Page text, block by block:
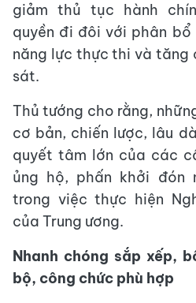
giảm thủ tục hành
quyền đi đôi với phân bổ
năng lực thực thi và tăng
sát.
Thủ tướng cho rằng,
cơ bản, chiến lược, lâu
quyết tâm lớn của các
ủng hộ, phấn khởi đón
trong việc thực hiện
của Trung ương.
Nhanh chóng sắp xếp,
bộ, công chức phù hợp